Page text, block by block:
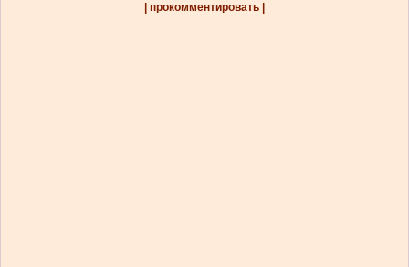
| прокомментировать |